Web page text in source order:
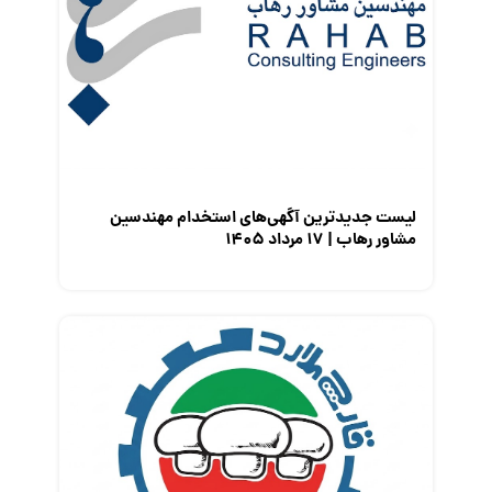
مصاحبه شغلی
معرفی شرکت ها
لیست جدیدترین آگهی‌های استخدام مهندسین
مشاور رهاب | ۱۷ مرداد ۱۴۰۵